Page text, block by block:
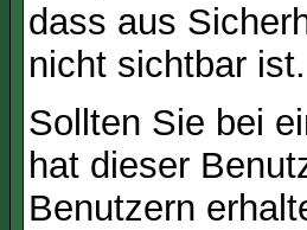
dass aus
nicht sichtbar ist.
Sollten Sie bei
hat dieser
Benutzern